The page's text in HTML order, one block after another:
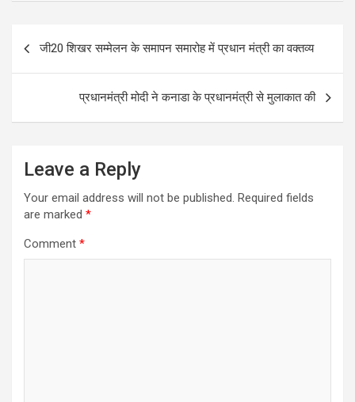
o
k
Post
जी20 शिखर सम्मेलन के समापन समारोह में प्रधान मंत्री का वक्तव्य
प्रधानमंत्री मोदी ने कनाडा के प्रधानमंत्री से मुलाकात की
Leave a Reply
Your email address will not be published. Required fields
are marked *
Comment *